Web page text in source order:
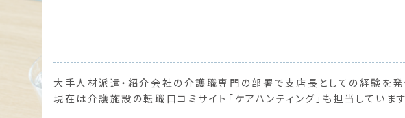
大手人材派遣・紹介会社の介護職専門の部署で支店長としての経験を発
現在は介護施設の転職口コミサイト「ケアハンティング」も担当しています